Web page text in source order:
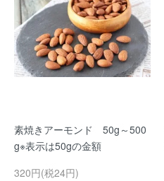
素焼きアーモンド 50g～500
g※表示は50gの金額
320円(税24円)